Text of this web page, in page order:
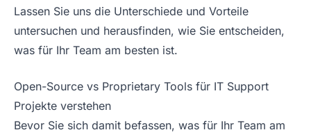
Lassen Sie uns die Unterschiede und Vorteile
untersuchen und herausfinden, wie Sie entscheiden,
was für Ihr Team am besten ist.
Open-Source vs Proprietary Tools für IT Support
Projekte verstehen
Bevor Sie sich damit befassen, was für Ihr Team am